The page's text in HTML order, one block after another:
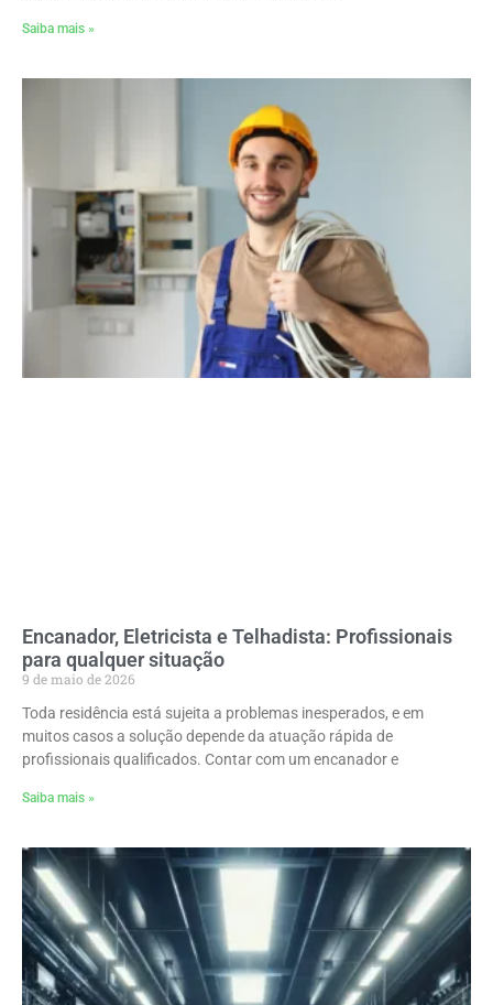
Saiba mais »
Encanador, Eletricista e Telhadista: Profissionais
para qualquer situação
9 de maio de 2026
Toda residência está sujeita a problemas inesperados, e em
muitos casos a solução depende da atuação rápida de
profissionais qualificados. Contar com um encanador e
Saiba mais »